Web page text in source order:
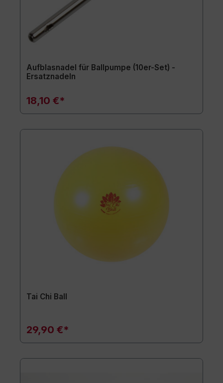
Aufblasnadel für Ballpumpe (10er-Set) -
Ersatznadeln
18,10 €*
Tai Chi Ball
29,90 €*